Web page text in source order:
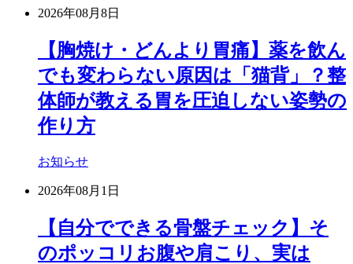
2026年08月8日
【胸焼け・どんより胃痛】薬を飲ん
でも変わらない原因は「猫背」？整
体師が教える胃を圧迫しない姿勢の
作り方
お知らせ
2026年08月1日
【自分でできる骨盤チェック】そ
のポッコリお腹や肩こり、実は